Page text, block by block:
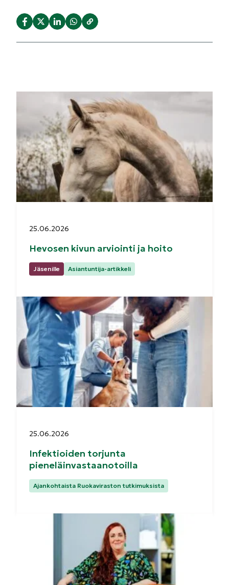
Hevosen kivun arviointi ja hoito
Julkaistu:
25.06.2026
Jäsenille
Kategoriat:Asiantuntija-artikkeli
Infektioiden torjunta
pieneläinvastaanotoilla
Julkaistu:
25.06.2026
Kategoriat:
Ajankohtaista Ruokaviraston tutkimuksista